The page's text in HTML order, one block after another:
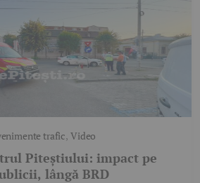
trafic,Video
Piteștiului: impact pe
lângă BRD